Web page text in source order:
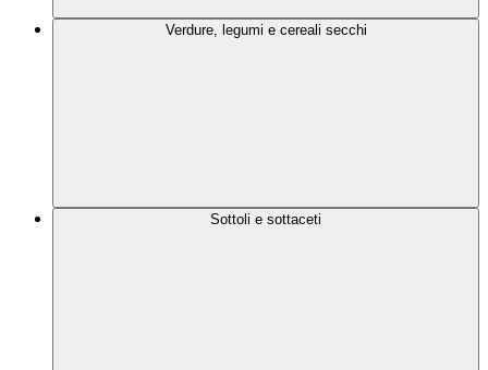
Verdure, legumi e cereali secchi
Sottoli e sottaceti